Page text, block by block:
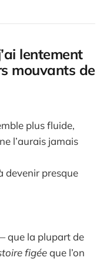
lentement
mouvants de
plus fluide,
l’aurais jamais
devenir presque
que la plupart de
figéeque l’on